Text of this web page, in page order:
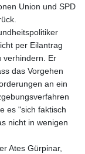
Union und SPD
per Eilantrag
verhindern. Er
das Vorgehen
an ein
es "sich faktisch
nicht in wenigen
Ates Gürpinar,